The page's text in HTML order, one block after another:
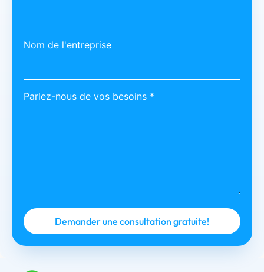
Nom de l'entreprise
Parlez-nous de vos besoins *